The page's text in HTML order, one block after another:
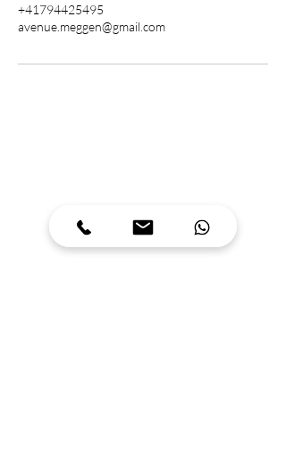
+41794425495
avenue.meggen@gmail.com